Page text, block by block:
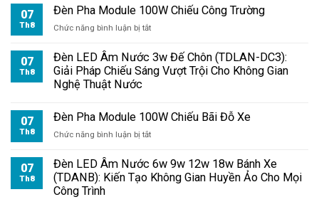
Pha
100W
Biển
Quảng
07
Th8
Đèn Pha Module 100W Chiếu Công Trường
Chức năng bình luận bị tắtở
Pha
Module
100W
Trường
07
Th8
Đèn LED Âm Nước 3w Đế Chôn (TDLAN-DC3):
Giải Pháp Chiếu Sáng Vượt Trội Cho Không Gian
Nghệ Thuật Nước
07
Th8
Đèn Pha Module 100W Chiếu Bãi Đỗ Xe
Chức năng bình luận bị tắtở
Pha
Module
07
Th8
Đèn LED Âm Nước 6w 9w 12w 18w Bánh Xe
(TDANB): Kiến Tạo Không Gian Huyền Ảo Cho Mọi
Công Trình